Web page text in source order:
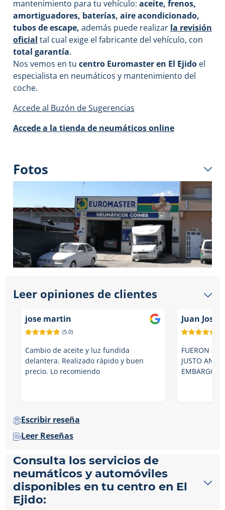
mantenimiento para tu vehículo: aceite, frenos,
amortiguadores, baterías, aire acondicionado,
tubos de escape, además puede realizar la revisión
oficial tal cual exige el fabricante del vehículo, con
total garantía.
Nos vemos en tu centro Euromaster en El Ejido el
especialista en neumáticos y mantenimiento del
coche.
Accede al Buzón de Sugerencias
Accede a la tienda de neumáticos online
Fotos
Leer opiniones de clientes
jose martin
(5.0)
Cambio de aceite y luz fundida
delantera. Realizado rápido y buen
precio. Lo recomiendo
Juan Jose
FUERON
JUSTO
EMBARGO
Escribir reseña
Leer Reseñas
Consulta los servicios de
neumáticos y automóviles
disponibles en tu centro en El
Ejido: